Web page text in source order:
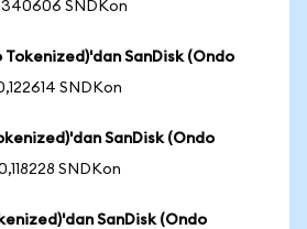
SNDKon
SanDisk (Ondo
SNDKon
SanDisk (Ondo
SNDKon
SanDisk (Ondo